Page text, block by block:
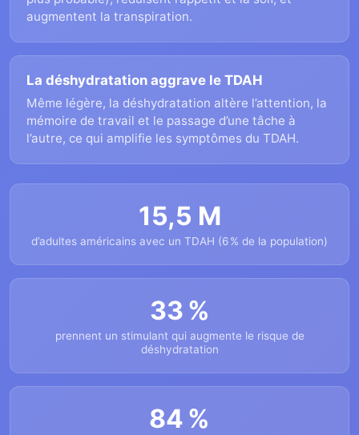
augmentent la transpiration.
La déshydratation aggrave le TDAH
Même légère, la déshydratation altère l’attention, la
mémoire de travail et le passage d’une tâche à
l’autre, ce qui amplifie les symptômes du TDAH.
15,5 M
d’adultes américains avec un TDAH (6 % de la population)
33 %
prennent un stimulant qui augmente le risque de
déshydratation
84 %